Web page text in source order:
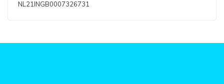
NL21INGB0007326731